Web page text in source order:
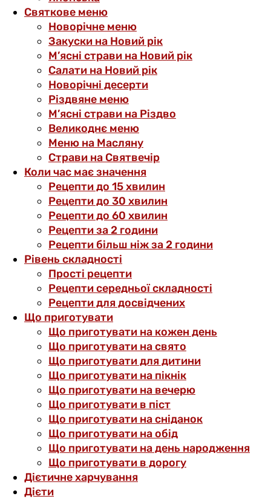
Святкове меню
Новорічне меню
Закуски на Новий рік
М’ясні страви на Новий рік
Салати на Новий рік
Новорічні десерти
Різдвяне меню
М’ясні страви на Різдво
Великоднє меню
Меню на Масляну
Страви на Святвечір
Коли час має значення
Рецепти до 15 хвилин
Рецепти до 30 хвилин
Рецепти до 60 хвилин
Рецепти за 2 години
Рецепти більш ніж за 2 години
Рівень складності
Прості рецепти
Рецепти середньої складності
Рецепти для досвідчених
Що приготувати
Що приготувати на кожен день
Що приготувати на свято
Що приготувати для дитини
Що приготувати на пікнік
Що приготувати на вечерю
Що приготувати в піст
Що приготувати на сніданок
Що приготувати на обід
Що приготувати на день народження
Що приготувати в дорогу
Дієтичне харчування
Дієти